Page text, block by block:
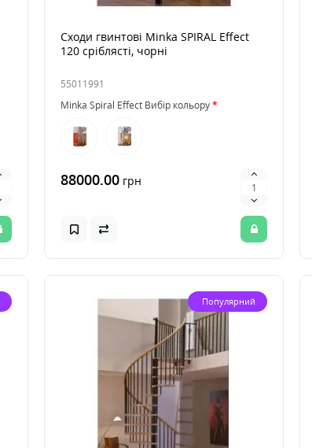
Сходи гвинтові Minka SPIRAL Effect
120 сріблясті, чорні
55011991
Minka Spiral Effect Вибір кольору
88000.00 грн
Популярний